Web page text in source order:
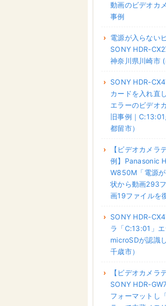
動画のビデオカ
事例
電源が入らない
SONY HDR-
神奈川県川崎市
SONY HDR-
カードを入れ直
エラーのビデオ
旧事例｜
都留市）
【ビデオカメラ
例】Panasonic
W850M「電源
状から動画293
画19ファイルを
SONY HDR-
ラ「C:13:01」
microSDが認識
千歳市）
【ビデオカメラ
SONY HDR-
フォーマットし